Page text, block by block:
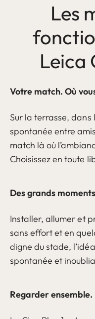
Les
Leica
Votre match. Où
Sur la terrasse, dans
spontanée entre
match là où
Choisissez en toute
Des grands
Installer, allumer et
sans effort et en
digne du stade,
spontanée et
Regarder ensemble.